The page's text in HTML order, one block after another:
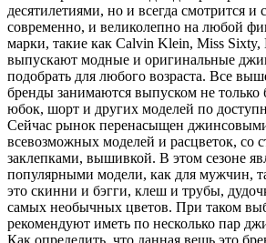
десятилетиями, но и всегда смотрится и
современно, и великолепно на любой
марки, такие как Calvin Klein, Miss Sixty,
выпускают модные и оригинальные
подобрать для любого возраста. Все
бренды занимаются выпуском не только
юбок, шорт и других моделей по
Сейчас рынок перенасыщен
всевозможных моделей и расцветок, со
заклепками, вышивкой. В этом сезоне
популярными модели, как для мужчин,
это скинни и бэгги, клеш и трубы,
самых необычных цветов. При таком
рекомендуют иметь по несколько пар
Как определить, что данная вещь это